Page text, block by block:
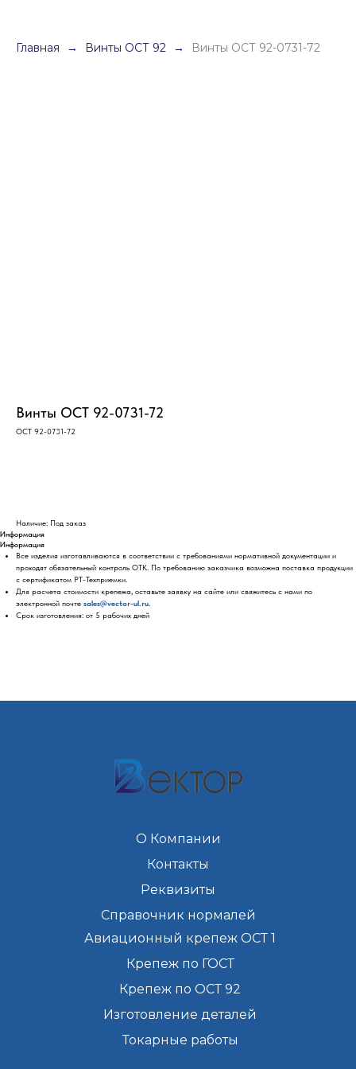
Главная Винты ОСТ 92 Винты ОСТ 92-0731-72
Винты ОСТ 92-0731-72
ОСТ 92-0731-72
Наличие: Под заказ
Информация
Информация
Все изделия изготавливаются в соответствии с требованиями нормативной документации и
проходят обязательный контроль ОТК. По требованию заказчика возможна поставка продукции
с сертификатом РТ-Техприемки.
Для расчета стоимости крепежа, оставьте заявку на сайте или свяжитесь с нами по
электронной почте sales@vector-ul.ru.
Срок изготовления: от 5 рабочих дней
О Компании
Контакты
Реквизиты
Справочник нормалей
Авиационный крепеж ОСТ 1
Крепеж по ГОСТ
Крепеж по ОСТ 92
Изготовление деталей
Токарные работы